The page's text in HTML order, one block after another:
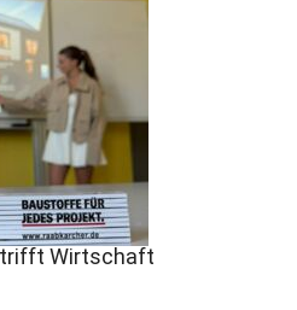
trifft Wirtschaft